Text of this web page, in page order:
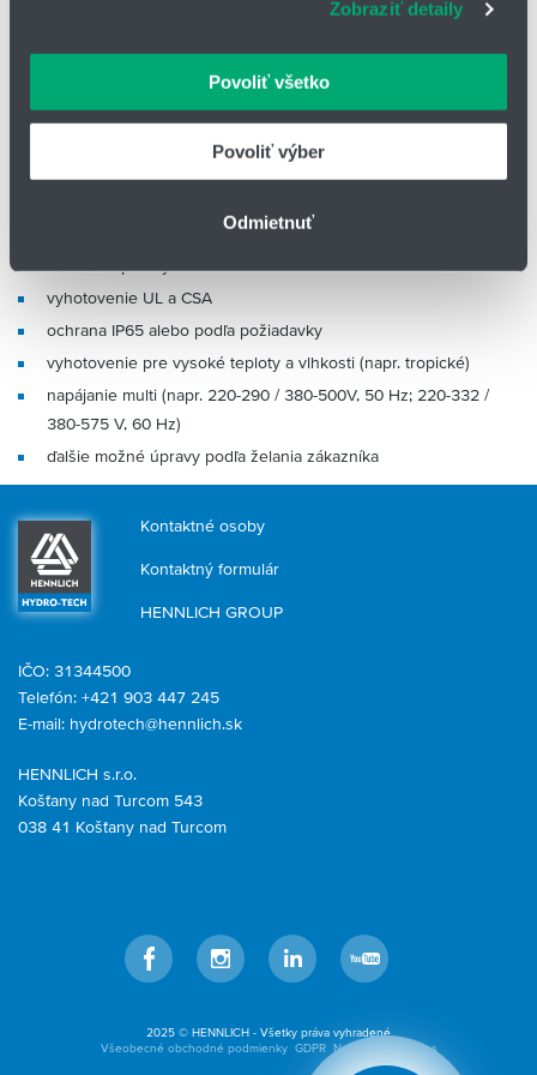
webové stránky, poskytujeme aj našim partnerom v
keď ste používali ich služby.
Zobraziť detaily
Povoliť všetko
Povoliť výber
Odmietnuť
Technické možnosti pre motory:
napájanie a frekvencia na želanie
vyhotovenie UL a CSA
ochrana IP65 alebo podľa požiadavky
vyhotovenie pre vysoké teploty a vlhkosti (napr. tropické)
napájanie multi (napr. 220-290 / 380-500V, 50 Hz; 220-332 /
380-575 V, 60 Hz)
ďalšie možné úpravy podľa želania zákazníka
Kontaktné osoby
Kontaktný formulár
HENNLICH GROUP
HENNLICH s.r.o.
Košťany nad Turcom 543
038 41 Košťany nad Turcom
IČO: 31344500
Telefón: +421 903 447 245
E-mail: hydrotech@hennlich.sk
2025 © HENNLICH - Všetky práva vyhradené
Všeobecné obchodné podmienky GDPR Nastavenia cookies
FacebookInstagramLinkedIn YouTube